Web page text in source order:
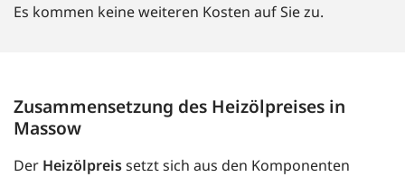
Es kommen keine weiteren Kosten auf Sie zu.
Zusammensetzung des Heizölpreises in
Massow
Der Heizölpreissetzt sich aus den Komponenten